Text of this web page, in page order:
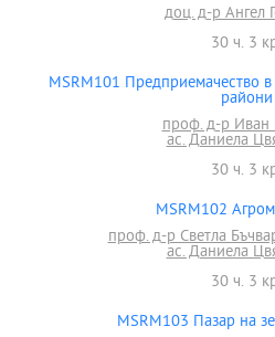
доц. д-р Ангел
30 ч. 3
MSRM101 Предприемачество в
райони
проф. д-р Иван
ас. Даниела
30 ч. 3
MSRM102
проф. д-р Светла
ас. Даниела
30 ч. 3
MSRM103 Пазар на